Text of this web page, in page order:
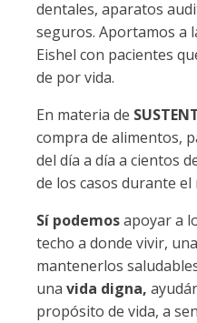
dentales, aparatos
seguros. Aportamos a
Eishel con pacientes
de por vida.
En materia de
compra de alimentos,
del día a día a cientos
de los casos durante el
Sí podemosapoyar a
techo a donde vivir,
mantenerlos
una vida digna,
propósito de vida, a